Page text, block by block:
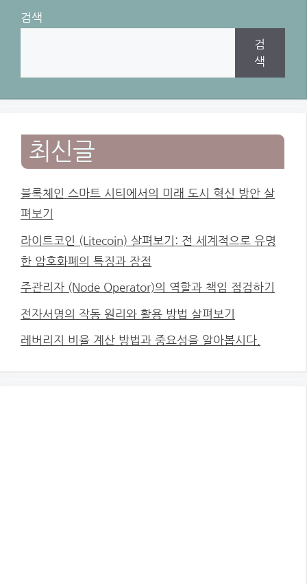
검색
검
색
최신글
블록체인 스마트 시티에서의 미래 도시 혁신 방안 살
펴보기
라이트코인 (Litecoin) 살펴보기: 전 세계적으로 유명
한 암호화폐의 특징과 장점
주관리자 (Node Operator)의 역할과 책임 점검하기
전자서명의 작동 원리와 활용 방법 살펴보기
레버리지 비율 계산 방법과 중요성을 알아봅시다.